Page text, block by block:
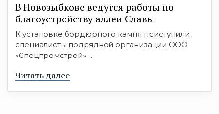
В Новозыбкове ведутся работы по
благоустройству аллеи Славы
К установке бордюрного камня приступили
специалисты подрядной организации ООО
«Спецпромстрой». ...
Читать далее